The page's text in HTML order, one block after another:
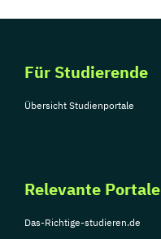
Für Studierende
Übersicht Studienportale
Relevante Portale
Das-Richtige-studieren.de